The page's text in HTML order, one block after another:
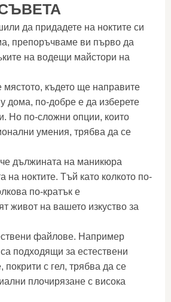
да придадете на ноктите си
препоръчваме ви първо да
на водещи майстори на
където ще направите
дома, по-добре е да изберете
Но по-сложни опции, които
умения, трябва да се
дължината на маникюра
на ноктите. Тъй като колкото по-
по-кратък е
живот на вашето изкуство за
файлове. Например
подходящи за естествени
покрити с гел, трябва да се
плочирязане с висока